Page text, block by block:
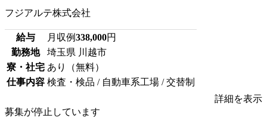
フジアルテ株式会社
給与 月収例338,000円
勤務地
埼玉県 川越市
寮・社宅 あり（無料）
仕事内容 検査・検品 / 自動車系工場 / 交替制
詳細を表示
募集が停止しています